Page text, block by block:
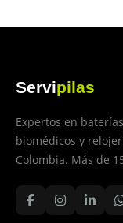
Servipilas
Expertos en
biomédicos y
Colombia. Más de